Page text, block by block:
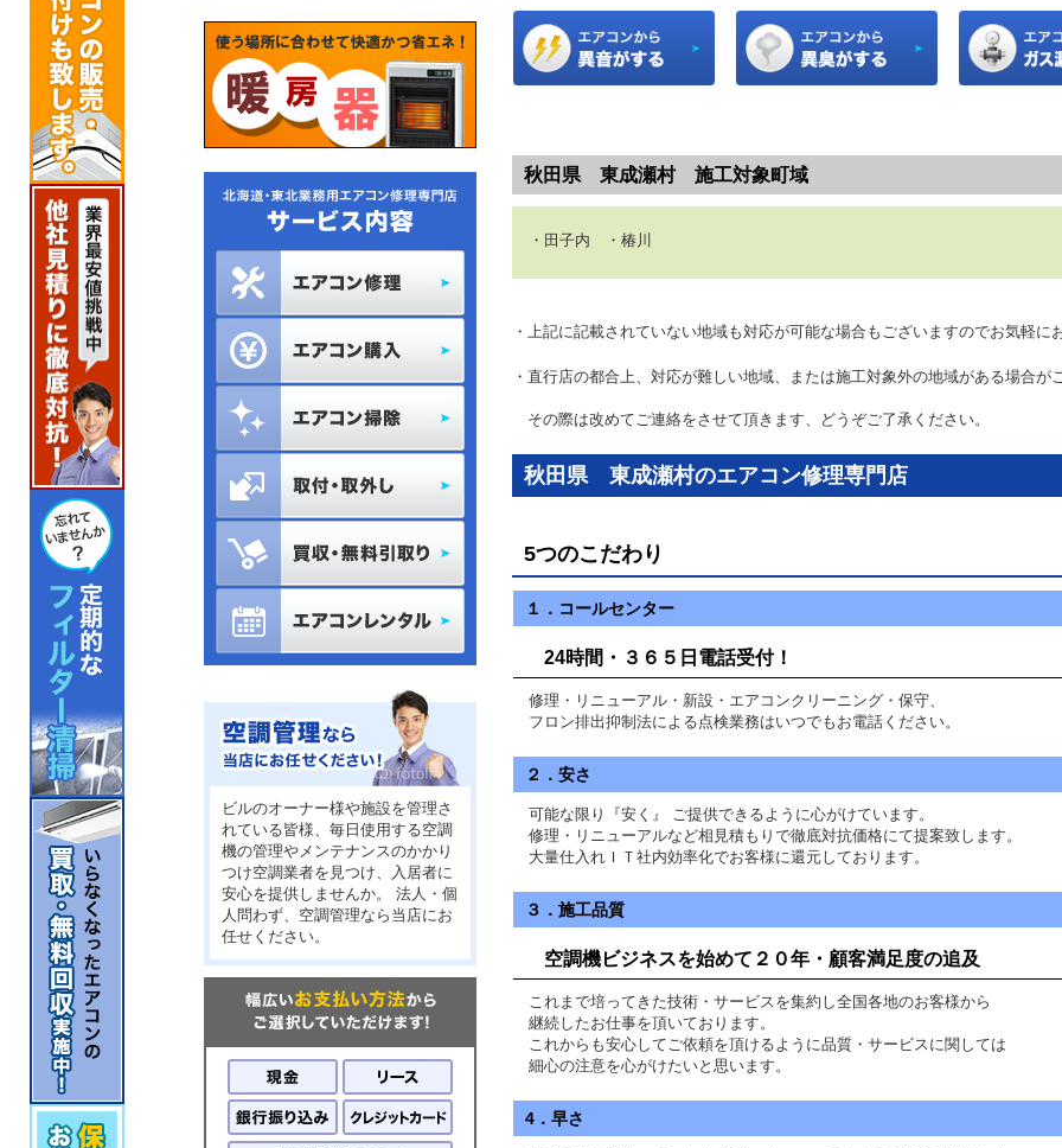
ビルのオーナー様や施設を管理さ
れている皆様、毎日使用する空調
機の管理やメンテナンスのかかり
つけ空調業者を見つけ、入居者に
安心を提供しませんか。 法人・個
人問わず、空調管理なら当店にお
任せください。
秋田県 東成瀬村 施工対象町域
・田子内 ・椿川
・上記に記載されていない地域も対応が可能な場合もございますのでお気軽に
・直行店の都合上、対応が難しい地域、または施工対象外の地域がある場合が
その際は改めてご連絡をさせて頂きます、どうぞご了承ください。
秋田県 東成瀬村のエアコン修理専門店
5つのこだわり
１．コールセンター
24時間・３６５日電話受付！
修理・リニューアル・新設・エアコンクリーニング・保守、
フロン排出抑制法による点検業務はいつでもお電話ください。
２．安さ
可能な限り『安く』 ご提供できるように心がけています。
修理・リニューアルなど相見積もりで徹底対抗価格にて提案致します。
大量仕入れＩＴ社内効率化でお客様に還元しております。
３．施工品質
空調機ビジネスを始めて２０年・顧客満足度の追及
これまで培ってきた技術・サービスを集約し全国各地のお客様から
継続したお仕事を頂いております。
これからも安心してご依頼を頂けるように品質・サービスに関しては
細心の注意を心がけたいと思います。
4．早さ